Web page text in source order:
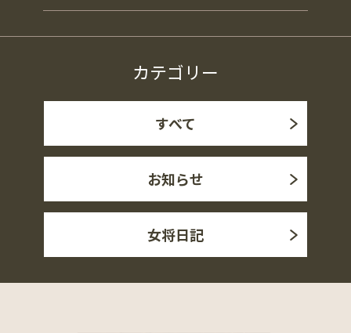
カテゴリー
すべて
お知らせ
女将日記